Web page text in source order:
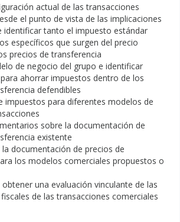
actual de las transacciones
el punto de vista de las implicaciones
identificar tanto el impuesto estándar
específicos que surgen del precio
precios de transferencia
de negocio del grupo e identificar
ahorrar impuestos dentro de los
defendibles
impuestos para diferentes modelos de
sobre la documentación de
existente
documentación de precios de
los modelos comerciales propuestos o
una evaluación vinculante de las
de las transacciones comerciales